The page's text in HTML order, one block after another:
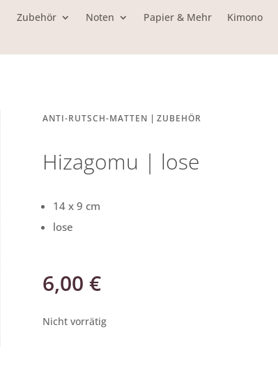
Zubehör Noten Papier & Mehr Kimono
ANTI-RUTSCH-MATTEN | ZUBEHÖR
Hizagomu | lose
14 x 9 cm
lose
6,00 €
Nicht vorrätig